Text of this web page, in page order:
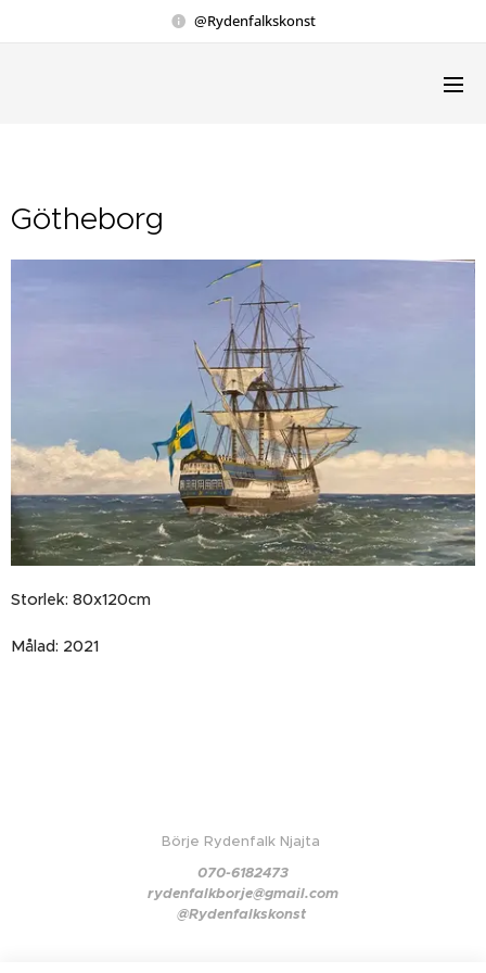
@Rydenfalkskonst
Götheborg
Storlek: 80x120cm
Målad: 2021
Börje Rydenfalk Njajta
070-6182473
rydenfalkborje@gmail.com
@Rydenfalkskonst